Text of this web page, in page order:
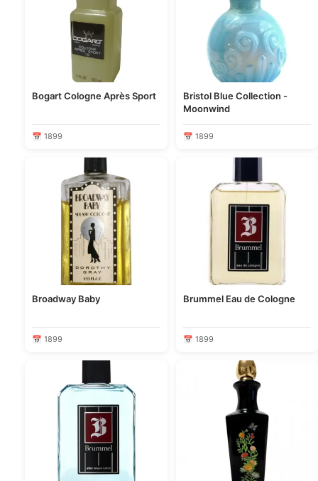
Bogart Cologne Après Sport
📅 1899
Bristol Blue Collection -
Moonwind
📅 1899
Broadway Baby
📅 1899
Brummel Eau de Cologne
📅 1899